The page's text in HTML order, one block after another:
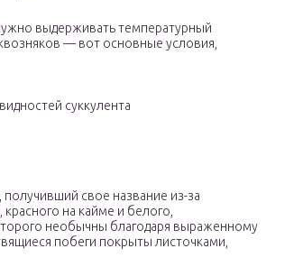
выдерживать температурный
— вот основные условия,
суккулента
свое название из-за
на кайме и белого,
необычны благодаря выраженному
побеги покрыты листочками,